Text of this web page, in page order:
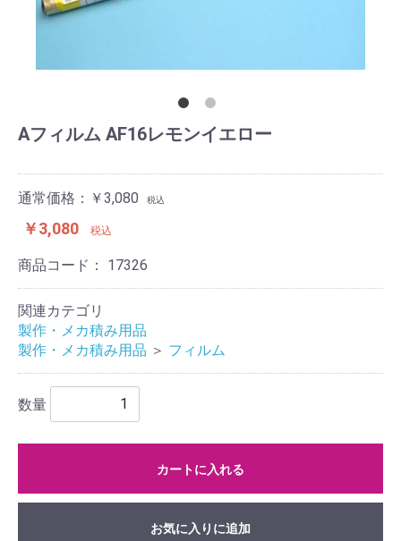
Aフィルム AF16レモンイエロー
通常価格：￥3,080 税込
￥3,080 税込
商品コード： 17326
関連カテゴリ
製作・メカ積み用品
製作・メカ積み用品 ＞ フィルム
数量
カートに入れる
お気に入りに追加